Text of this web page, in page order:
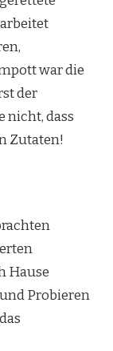
war die
der
nicht, dass
Zutaten!
Hause
Probieren